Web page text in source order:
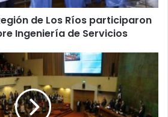
de Los Ríos participaron
Ingeniería de Servicios